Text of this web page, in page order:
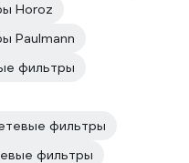
Horoz
Paulmann
фильтры
фильтры
фильтры